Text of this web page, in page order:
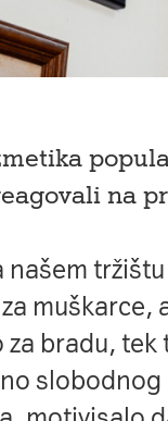
na
našem
muškarce,
bradu,